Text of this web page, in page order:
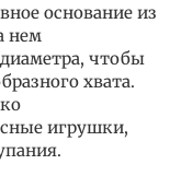
основание из
нем
чтобы
хвата.
игрушки,